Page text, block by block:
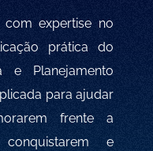
com expertise no
prática do
e Planejamento
para ajudar
frente a
e